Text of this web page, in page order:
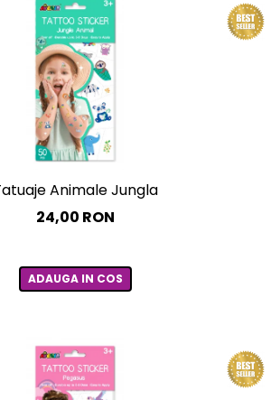
Animale Jungla
24,00 RON
ADAUGA IN COS